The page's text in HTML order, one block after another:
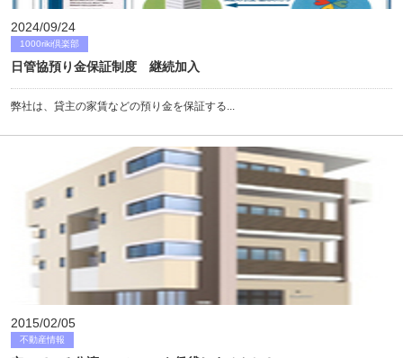
2024/09/24
1000riki倶楽部
日管協預り金保証制度 継続加入
弊社は、貸主の家賃などの預り金を保証する...
2015/02/05
不動産情報